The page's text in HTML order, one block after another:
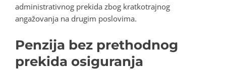
administrativnog prekida zbog kratkotrajnog
angažovanja na drugim poslovima.
Penzija bez prethodnog
prekida osiguranja